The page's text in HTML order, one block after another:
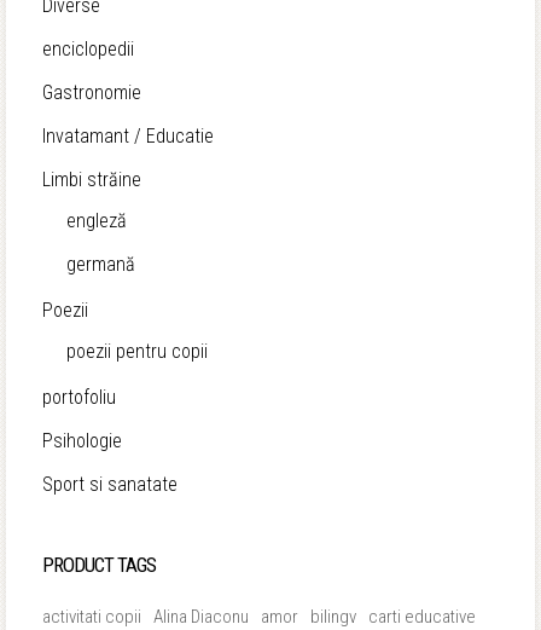
Diverse
enciclopedii
Gastronomie
Invatamant / Educatie
Limbi străine
engleză
germană
Poezii
poezii pentru copii
portofoliu
Psihologie
Sport si sanatate
PRODUCT TAGS
activitati copii Alina Diaconu amor bilingv
carti educative